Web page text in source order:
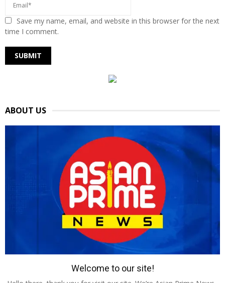
Save my name, email, and website in this browser for the next
time I comment.
ABOUT US
Welcome to our site!